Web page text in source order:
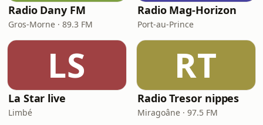
Radio Dany FM
Gros-Morne · 89.3 FM
Radio Mag-Horizon
Port-au-Prince
LS
La Star live
Limbé
RT
Radio Tresor nippes
Miragoâne · 97.5 FM